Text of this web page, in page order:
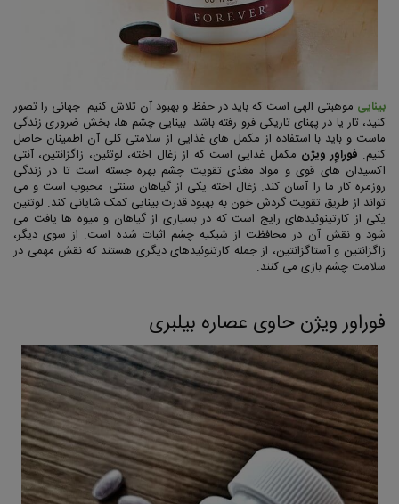
بینایی موهبتی الهی است که باید در حفظ و بهبود آن تلاش کنیم. جهانی را تصور
کنید، تار یا در پهنای تاریکی فرو رفته باشد. بینایی چشم ها، بخش ضروری زندگی
ماست و باید با استفاده از مکمل های غذایی از سلامتی کلی آن اطمینان حاصل
کنیم. فوراوِر ویژن مکمل غذایی است که از زغال اخته، لوتئین، زاگزانتین، آنتی
اکسیدان های قوی و مواد مغذی تقویت چشم بهره جسته است تا در زندگی
روزمره کار ما را آسان کند. زغال اخته یکی از گیاهان سنتی محبوب است و می
تواند از طریق تقویت گردش خون به بهبود قدرت بینایی کمک شایانی کند. لوتئین
یکی از کارتینوئیدهای رایج است که در بسیاری از گیاهان و میوه ها یافت می
شود و نقش آن در محافظت از شبکیه چشم اثبات شده است. از سوی دیگر،
زاگزانتین و آستاگزانتین، از جمله کارتنوئیدهای دیگری هستند که نقش مهمی در
سلامت چشم بازی می کنند.
فوراور ویژن حاوی عصاره بیلبری